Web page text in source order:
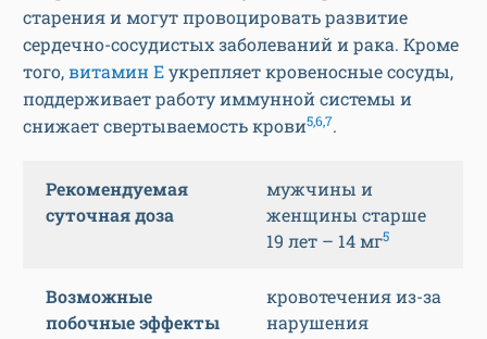
старения и могут провоцировать развитие
сердечно-сосудистых заболеваний и рака. Кроме
того,витамин Еукрепляет кровеносные сосуды,
поддерживает работу иммунной системы и
снижает свертываемость крови5,6,7.
Рекомендуемая
суточная доза
мужчины и
женщины старше
19 лет – 14 мг5
Возможные
побочные эффекты
кровотечения из-за
нарушения